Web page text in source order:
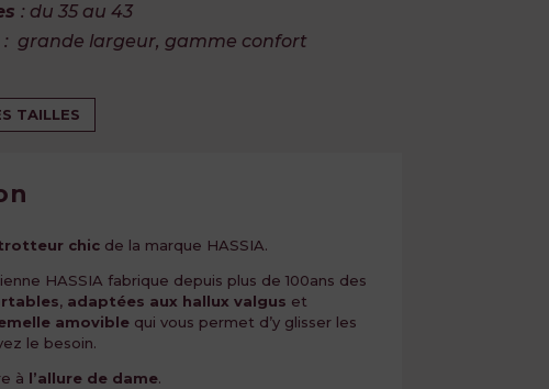
: du 35 au 43
: grande largeur, gamme confort
TAILLES
chicde la marque HASSIA.
HASSIA fabrique depuis plus de 100ans des
, adaptées aux hallux valgus et
amoviblequi vous permet d’y glisser les
le besoin.
à l’allure de dame.